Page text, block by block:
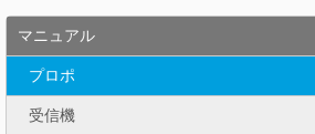
マニュアル
プロポ
受信機